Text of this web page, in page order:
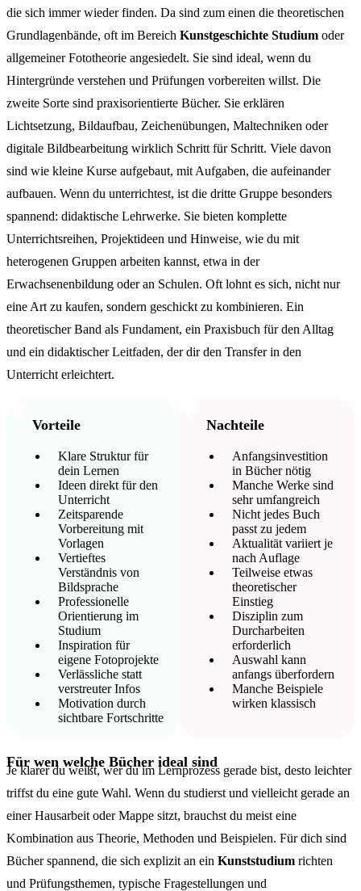
die sich immer wieder finden. Da sind zum einen die theoretischen
Grundlagenbände, oft im Bereich Kunstgeschichte Studium oder
allgemeiner Fototheorie angesiedelt. Sie sind ideal, wenn du
Hintergründe verstehen und Prüfungen vorbereiten willst. Die
zweite Sorte sind praxisorientierte Bücher. Sie erklären
Lichtsetzung, Bildaufbau, Zeichenübungen, Maltechniken oder
digitale Bildbearbeitung wirklich Schritt für Schritt. Viele davon
sind wie kleine Kurse aufgebaut, mit Aufgaben, die aufeinander
aufbauen. Wenn du unterrichtest, ist die dritte Gruppe besonders
spannend: didaktische Lehrwerke. Sie bieten komplette
Unterrichtsreihen, Projektideen und Hinweise, wie du mit
heterogenen Gruppen arbeiten kannst, etwa in der
Erwachsenenbildung oder an Schulen. Oft lohnt es sich, nicht nur
eine Art zu kaufen, sondern geschickt zu kombinieren. Ein
theoretischer Band als Fundament, ein Praxisbuch für den Alltag
und ein didaktischer Leitfaden, der dir den Transfer in den
Unterricht erleichtert.
Vorteile
Klare Struktur für
dein Lernen
Ideen direkt für den
Unterricht
Zeitsparende
Vorbereitung mit
Vorlagen
Vertieftes
Verständnis von
Bildsprache
Professionelle
Orientierung im
Studium
Inspiration für
eigene Fotoprojekte
Verlässliche statt
verstreuter Infos
Motivation durch
sichtbare Fortschritte
Nachteile
Anfangsinvestition
in Bücher nötig
Manche Werke sind
sehr umfangreich
Nicht jedes Buch
passt zu jedem
Aktualität variiert je
nach Auflage
Teilweise etwas
theoretischer
Einstieg
Disziplin zum
Durcharbeiten
erforderlich
Auswahl kann
anfangs überfordern
Manche Beispiele
wirken klassisch
Für wen welche Bücher ideal sind
Je klarer du weißt, wer du im Lernprozess gerade bist, desto leichter
triffst du eine gute Wahl. Wenn du studierst und vielleicht gerade an
einer Hausarbeit oder Mappe sitzt, brauchst du meist eine
Kombination aus Theorie, Methoden und Beispielen. Für dich sind
Bücher spannend, die sich explizit an ein Kunststudium richten
und Prüfungsthemen, typische Fragestellungen und